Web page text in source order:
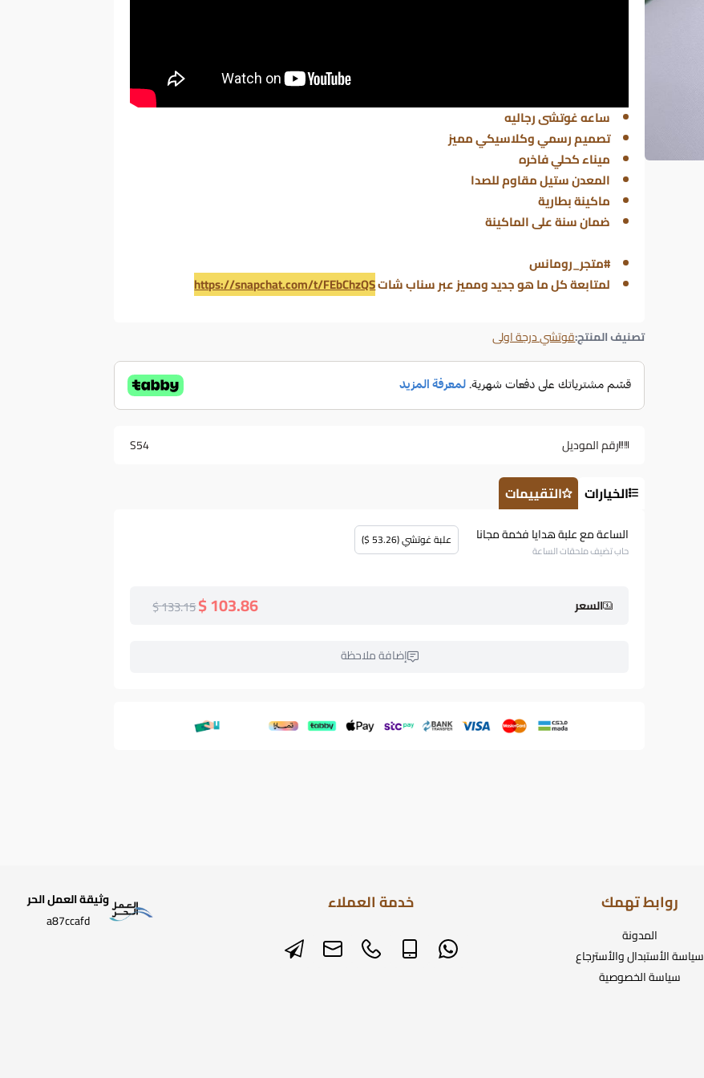
ساعه غوتشى رجاليه
تصميم رسمي وكلاسيكي مميز
ميناء كحلي فاخره
المعدن ستيل مقاوم للصدا
ماكينة بطارية
ضمان سنة على الماكينة
#متجر_رومانس
لمتابعة كل ما هو جديد ومميز عبر سناب شاتhttps://snapchat.com/t/FEbChzQS
تصنيف المنتج:قوتشي درجة اولى
رقم الموديل S54
الخيارات التقييمات
الساعة مع علبة هدايا فخمة مجانا
حاب تضيف ملحقات الساعة
علبة غوتشي (53.26 $)
السعر 103.86 $
133.15 $
إضافة ملاحظة
روابط تهمك
المدونة
سياسة الأستبدال والأسترجاع
سياسة الخصوصية
خدمة العملاء
وثيقة العمل الحر
a87ccafd